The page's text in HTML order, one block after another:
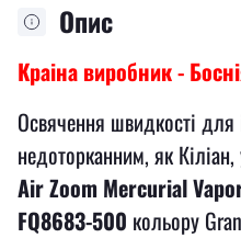
Опис
Краіна виробник -
Освячення швидкості для
недоторканним, як
Air Zoom Mercurial
FQ8683-500 кольору